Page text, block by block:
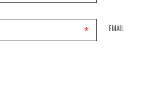
EMAIL
*